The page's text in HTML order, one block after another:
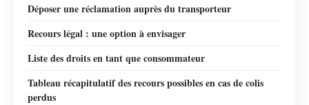
Déposer une réclamation auprès du transporteur
Recours légal : une option à envisager
Liste des droits en tant que consommateur
Tableau récapitulatif des recours possibles en cas de colis
perdus